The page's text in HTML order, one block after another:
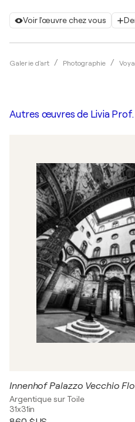
Voir l'œuvre chez vous
Galerie d'art Photographie
Autres œuvres de Livia
Innenhof Palazzo Vecchio
Argentique sur Toile
31x31in